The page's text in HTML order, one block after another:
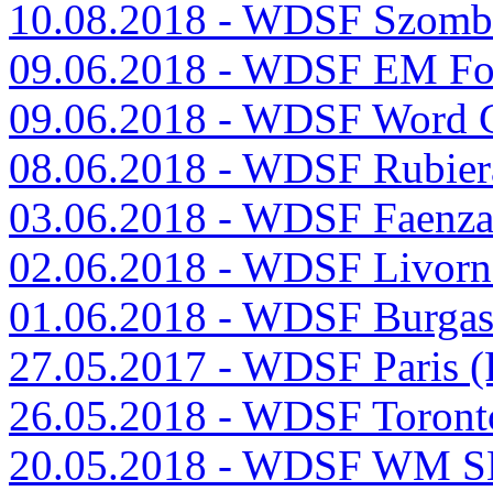
10.08.2018 - WDSF
09.06.2018 - WDSF EM
09.06.2018 - WDSF Word
08.06.2018 - WDSF
03.06.2018 - WDSF
02.06.2018 - WDSF
01.06.2018 - WDSF
27.05.2017 - WDSF Paris
26.05.2018 - WDSF
20.05.2018 - WDSF WM